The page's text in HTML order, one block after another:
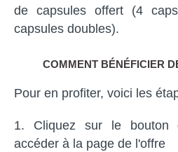
de capsules offert (4
capsules doubles).
COMMENT BÉNÉFICIER
Pour en profiter, voici les
Cliquez sur le bouton
accéder à la page de l'offre